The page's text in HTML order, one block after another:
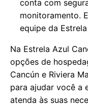
conta com
monitoramento.
equipe da
Na Estrela Azul
opções de
Cancún e Riviera
para ajudar você a
atenda às suas